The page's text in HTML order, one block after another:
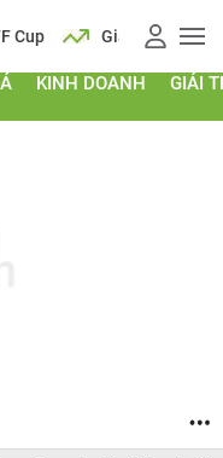
Cup Giá vàng
KINH DOANH GIẢI